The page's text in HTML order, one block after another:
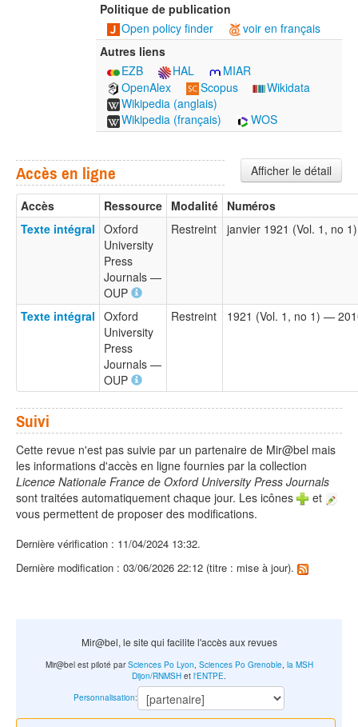
Politique de publication
Open policy finder
voir en français
Autres liens
EZB
HAL
MIAR
OpenAlex
Scopus
Wikidata
Wikipedia (anglais)
Wikipedia (français)
WOS
Afficher le détail
Accès en ligne
Accès Ressource Modalité Numéros
Texte intégral Oxford
University
Press
Journals —
OUP
Restreint janvier 1921 (Vol. 1, no
Texte intégral Oxford
University
Press
Journals —
OUP
Restreint 1921 (Vol. 1, no 1) —
Suivi
Cette revue n'est pas suivie par un partenaire de Mir@bel mais
les informations d'accès en ligne fournies par la collection
Licence Nationale France de Oxford University Press Journals
sont traitées automatiquement chaque jour. Les icônes
et
vous permettent de proposer des modifications.
Dernière vérification : 11/04/2024 13:32.
Dernière modification : 03/06/2026 22:12 (titre : mise à jour).
Mir@bel, le site qui facilite l'accès aux revues
Mir@bel est piloté parSciences Po Lyon, Sciences Po Grenoble, la MSH
Dijon/RNMSH et l'ENTPE.
Personnalisation: